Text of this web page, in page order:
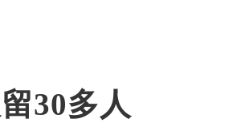
30多人